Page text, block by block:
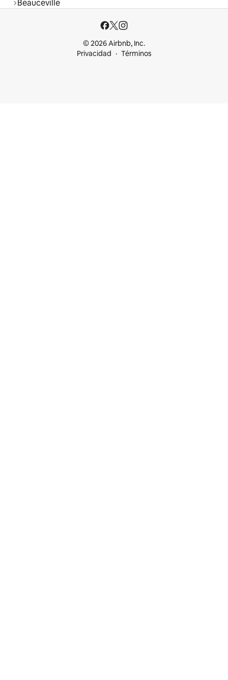
Beauceville
© 2026 Airbnb, Inc.
Privacidad
Términos